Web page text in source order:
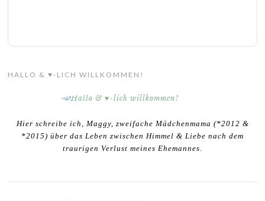
HALLO & ♥-LICH WILLKOMMEN!
Hier schreibe ich, Maggy, zweifache Mädchenmama (*2012 &
*2015) über das Leben zwischen Himmel & Liebe nach dem
traurigen Verlust meines Ehemannes.